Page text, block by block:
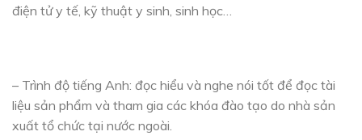
điện tử y tế, kỹ thuật y sinh, sinh học…
– Trình độ tiếng Anh: đọc hiểu và nghe nói tốt để đọc tài
liệu sản phẩm và tham gia các khóa đào tạo do nhà sản
xuất tổ chức tại nước ngoài.